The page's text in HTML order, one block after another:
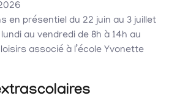
en présentiel du 22 juin au 3 juillet
au vendredi de 8h à 14h au
associé à l’école Yvonette